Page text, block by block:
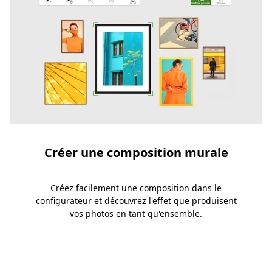
Créer une composition murale
Créez facilement une composition dans le
configurateur et découvrez l'effet que produisent
vos photos en tant qu'ensemble.